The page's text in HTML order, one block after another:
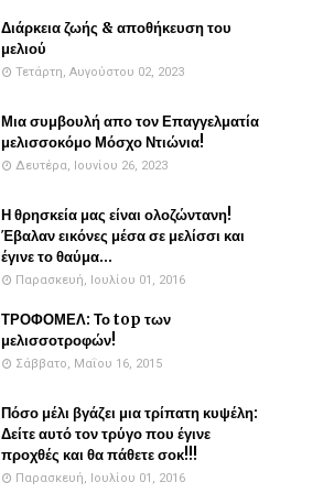
Διάρκεια ζωής & αποθήκευση του
μελιού
Τετάρτη, Αυγούστου 02, 2023
Μια συμβουλή απο τον Επαγγελματία
μελισσοκόμο Μόσχο Ντιώνια!
Δευτέρα, Ιουνίου 26, 2023
Η θρησκεία μας είναι ολοζώντανη!
Έβαλαν εικόνες μέσα σε μελίσσι και
έγινε το θαύμα...
Παρασκευή, Ιουλίου 01, 2016
ΤΡΟΦΟΜΕΛ: Το top των
μελισσοτροφών!
Σάββατο, Μαΐου 16, 2015
Πόσο μέλι βγάζει μια τρίπατη κυψέλη:
Δείτε αυτό τον τρύγο που έγινε
προχθές και θα πάθετε σοκ!!!
Παρασκευή, Ιουλίου 01, 2016